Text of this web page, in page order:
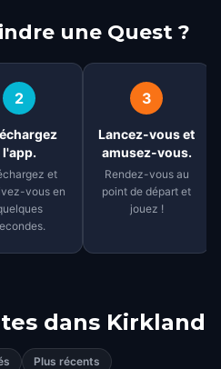
une Quest ?
2
l'app.
et
vous en
3
Lancez-vous et
amusez-vous.
Rendez-vous au
point de départ et
jouez !
dans Kirkland
Plus récents